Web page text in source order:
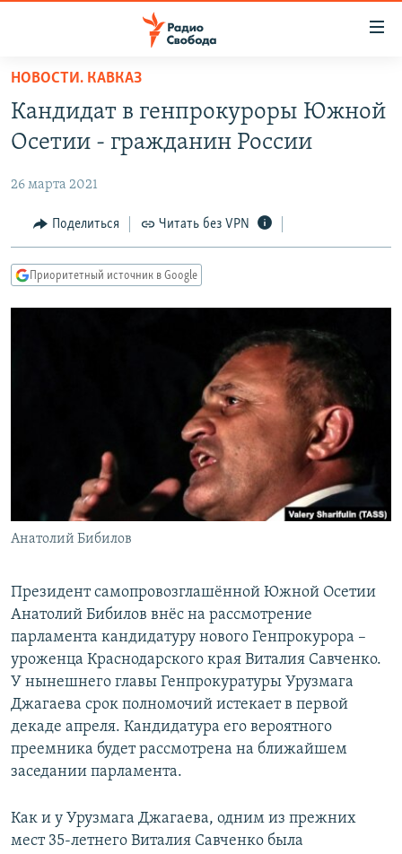
упрощенного
доступа
Вернуться
основному
Вернутся
главной
навигации
Вернутся
ПОДКАСТЫ
АВТОРСКИЕ ПРОЕКТЫ
ЦИТАТЫ СВОБОДЫ
МНЕНИЯ
IDEL.РЕАЛИИ
ПОДПИШИТЕСЬ НА РАССЫЛКУ
СОЦИАЛЬНЫЕ СЕТИ
Все сайты РСЕ/РС
НОВОСТИ. КАВКАЗ
Кандидат в генпрокуроры Южной
Осетии - гражданин России
26 марта 2021
Поделиться Читать без VPN
Приоритетный источник в Google
Анатолий Бибилов
Президент самопровозглашённой Южной Осетии
Анатолий Бибилов внёс на рассмотрение
парламента кандидатуру нового Генпрокурора –
уроженца Краснодарского края Виталия Савченко.
У нынешнего главы Генпрокуратуры Урузмага
Джагаева срок полномочий истекает в первой
декаде апреля. Кандидатура его вероятного
преемника будет рассмотрена на ближайшем
заседании парламента.
Как и у Урузмага Джагаева, одним из прежних
мест 35-летнего Виталия Савченко была